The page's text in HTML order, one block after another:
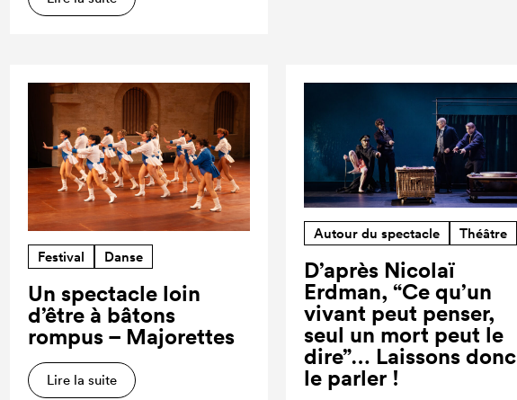
Festival Danse
Un spectacle loin
d’être à bâtons
rompus – Majorettes
Lire la suite
Autour du spectacle Théâtre
D’après Nicolaï
Erdman, “Ce qu’un
vivant peut penser,
seul un mort peut le
dire”… Laissons donc
le parler !